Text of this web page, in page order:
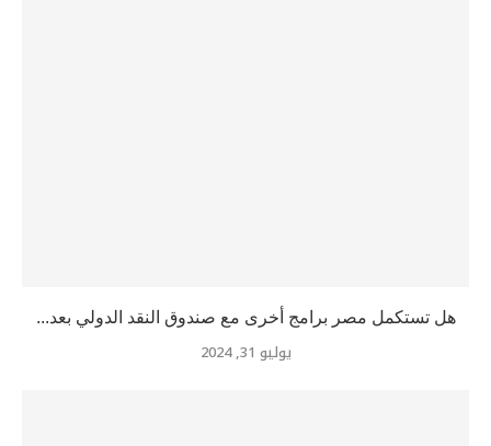
هل تستكمل مصر برامج أخرى مع صندوق النقد الدولي بعد...
يوليو 31, 2024